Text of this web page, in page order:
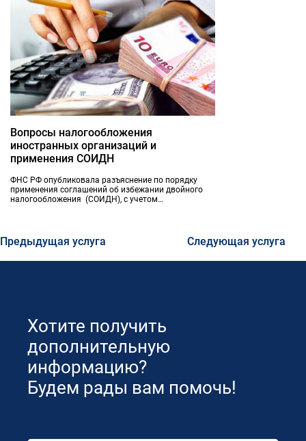
Вопросы налогообложения
иностранных организаций и
применения СОИДН
ФНС РФ опубликовала разъяснение по порядку
применения соглашений об избежании двойного
налогообложения (СОИДН), с учетом
Предыдущая услуга Следующая услуга
Хотите получить
дополнительную
информацию?
Будем рады вам помочь!